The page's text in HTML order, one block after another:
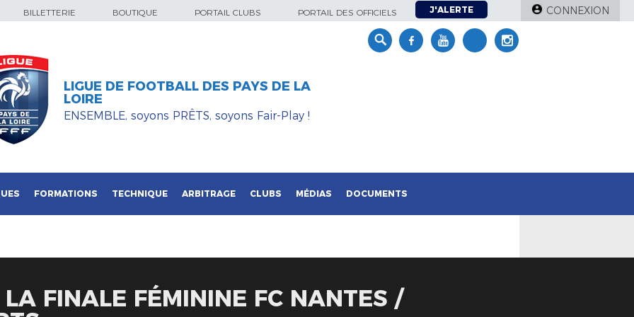
BILLETTERIE BOUTIQUE PORTAIL CLUBS PORTAIL DES OFFICIELS J'ALERTE CONNEXION
LIGUE DE FOOTBALL DES PAYS DE LA
LOIRE
ENSEMBLE, soyons PRÊTS, soyons Fair-Play !
FORMATIONS TECHNIQUE ARBITRAGE CLUBS MÉDIAS DOCUMENTS
FINALE FÉMININE FC NANTES /